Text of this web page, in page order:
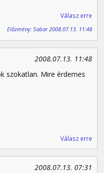
Válasz erre
Előzmény: Sabar 2008.07.13. 11:48
2008.07.13. 11:48
szokatlan. Mire érdemes
Válasz erre
2008.07.13. 07:31